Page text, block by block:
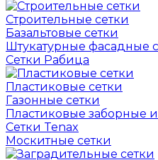
Строительные сетки
Базальтовые сетки
Штукатурные фасадные
Сетки Рабица
Пластиковые сетки
Газонные сетки
Пластиковые заборные
Сетки Tenax
Москитные сетки